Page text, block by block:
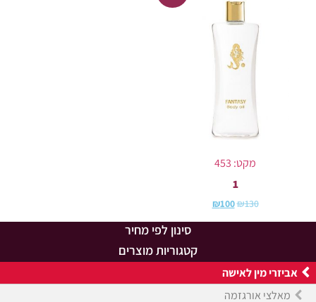
סינון לפי מחיר
קטגוריות מוצרים
אביזרי מין לאישה
מאלצי אורגזמה
מקט: 453
1
₪130
₪100